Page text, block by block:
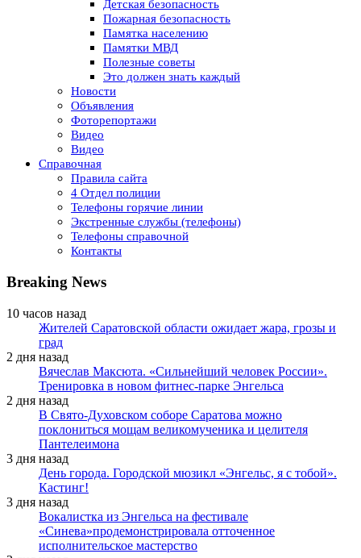
Детская безопасность
Пожарная безопасность
Памятка населению
Памятки МВД
Полезные советы
Это должен знать каждый
Новости
Объявления
Фоторепортажи
Видео
Видео
Справочная
Правила сайта
4 Отдел полиции
Телефоны горячие линии
Экстренные службы (телефоны)
Телефоны справочной
Контакты
Breaking News
10 часов назад
Жителей Саратовской области ожидает жара, грозы и
град
2 дня назад
Вячеслав Максюта. «Сильнейший человек России».
Тренировка в новом фитнес-парке Энгельса
2 дня назад
В Свято-Духовском соборе Саратова можно
поклониться мощам великомученика и целителя
Пантелеимона
3 дня назад
День города. Городской мюзикл «Энгельс, я с тобой».
Кастинг!
3 дня назад
Вокалистка из Энгельса на фестивале
«Синева»продемонстрировала отточенное
исполнительское мастерство